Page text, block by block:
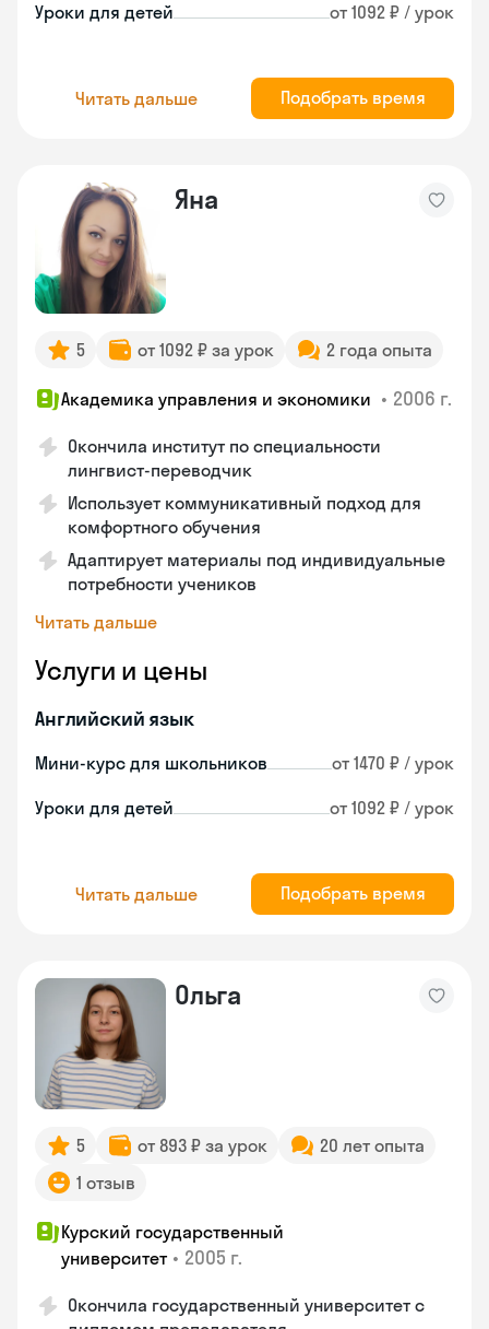
Уроки для детей от 1092 ₽ / урок
Читать дальше Подобрать время
Яна
5 от 1092 ₽ за урок 2 года опыта
Академика управления и экономики • 2006 г.
Окончила институт по специальности
лингвист-переводчик
Использует коммуникативный подход для
комфортного обучения
Адаптирует материалы под индивидуальные
потребности учеников
Читать дальше
Услуги и цены
Английский язык
Мини-курс для школьников от 1470 ₽ / урок
Уроки для детей от 1092 ₽ / урок
Читать дальше Подобрать время
Ольга
5 от 893 ₽ за урок
20 лет опыта
1 отзыв
Курский государственный
университет • 2005 г.
Окончила государственный университет с